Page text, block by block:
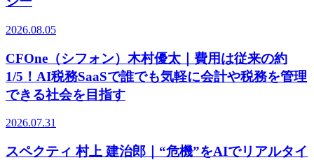
2026.08.05
CFOne（シフォン）木村優太｜費用は従来の約
1/5！AI税務SaaSで誰でも気軽に会計や税務を管理
できる社会を目指す
2026.07.31
スペクティ 村上 建治郎｜“危機”をAIでリアルタイ